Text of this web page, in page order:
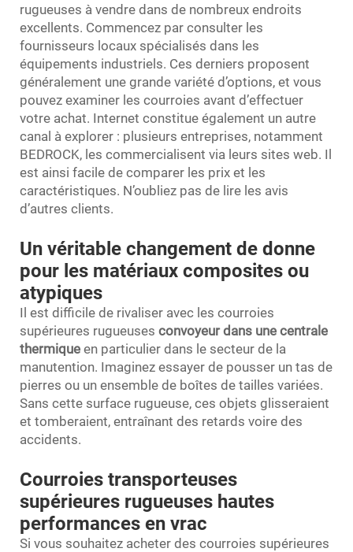
rugueuses à vendre dans de nombreux endroits
excellents. Commencez par consulter les
fournisseurs locaux spécialisés dans les
équipements industriels. Ces derniers proposent
généralement une grande variété d’options, et vous
pouvez examiner les courroies avant d’effectuer
votre achat. Internet constitue également un autre
canal à explorer : plusieurs entreprises, notamment
BEDROCK, les commercialisent via leurs sites web. Il
est ainsi facile de comparer les prix et les
caractéristiques. N’oubliez pas de lire les avis
d’autres clients.
Un véritable changement de donne
pour les matériaux composites ou
atypiques
Il est difficile de rivaliser avec les courroies
supérieures rugueuses convoyeur dans une centrale
thermique en particulier dans le secteur de la
manutention. Imaginez essayer de pousser un tas de
pierres ou un ensemble de boîtes de tailles variées.
Sans cette surface rugueuse, ces objets glisseraient
et tomberaient, entraînant des retards voire des
accidents.
Courroies transporteuses
supérieures rugueuses hautes
performances en vrac
Si vous souhaitez acheter des courroies supérieures